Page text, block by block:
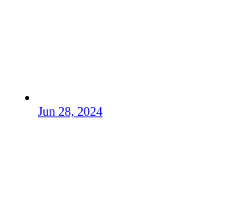
Jun 28, 2024